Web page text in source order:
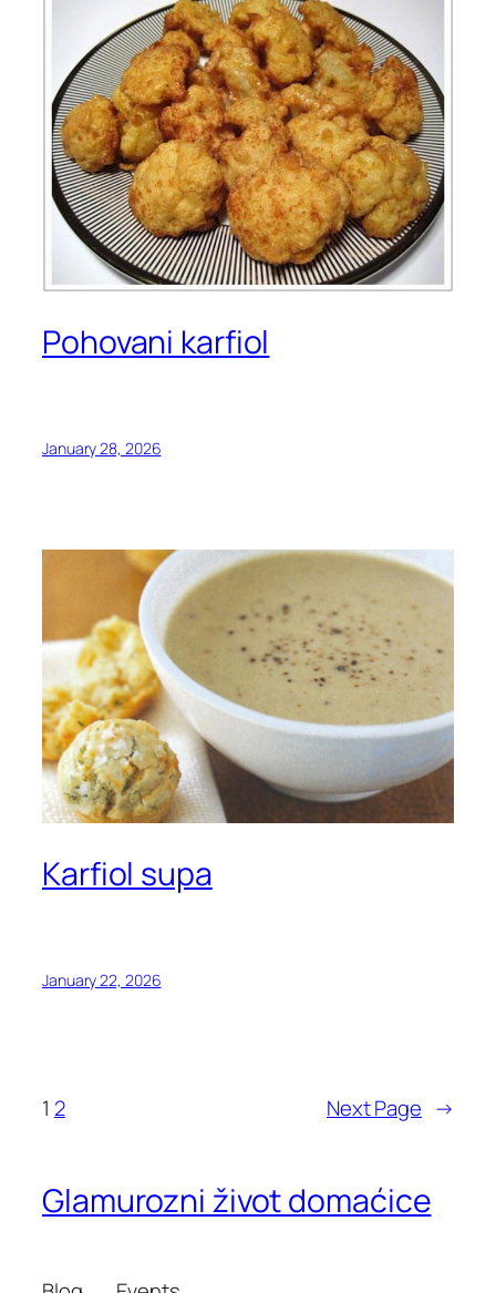
Pohovani karfiol
January 28, 2026
Karfiol supa
January 22, 2026
1 2 Next Page →
Glamurozni život domaćice